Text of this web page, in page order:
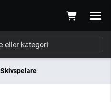
Skivspelare